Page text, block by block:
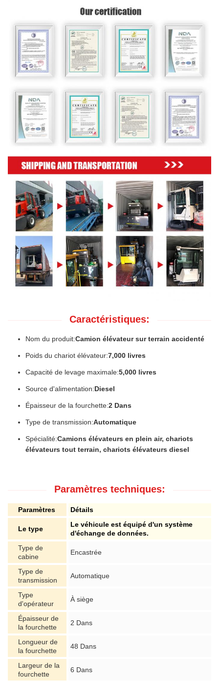
Caractéristiques:
Nom du produit:Camion élévateur sur terrain accidenté
Poids du chariot élévateur:7,000 livres
Capacité de levage maximale:5,000 livres
Source d'alimentation:Diesel
Épaisseur de la fourchette:2 Dans
Type de transmission:Automatique
Spécialité:Camions élévateurs en plein air, chariots
élévateurs tout terrain, chariots élévateurs diesel
Paramètres techniques:
Paramètres Détails
Le type
Le véhicule est équipé d'un système
d'échange de données.
Type de
cabine
Encastrée
Type de
transmission
Automatique
Type
d'opérateur
À siège
Épaisseur de
la fourchette
2 Dans
Longueur de
la fourchette
48 Dans
Largeur de la
fourchette
6 Dans